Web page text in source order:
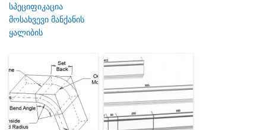
სპეციფიკაცია
მოსახვევი მანქანის
ყალიბის